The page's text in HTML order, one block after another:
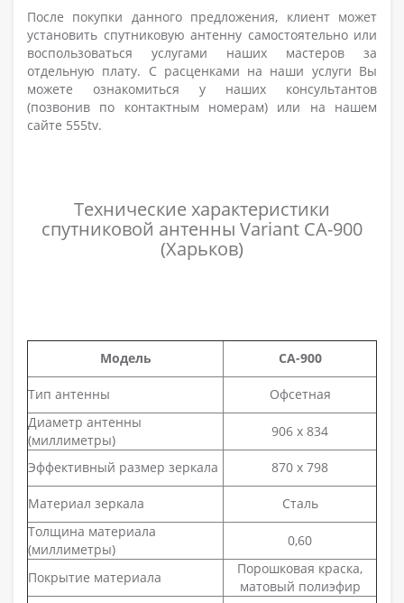
После покупки данного предложения, клиент может
установить спутниковую антенну самостоятельно или
воспользоваться услугами наших мастеров за
отдельную плату. С расценками на наши услуги Вы
можете ознакомиться у наших консультантов
(позвонив по контактным номерам) или на нашем
сайте 555tv.
Технические характеристики
спутниковой антенны Variant CA-900
(Харьков)
Модель CA-900
Тип антенны
Офсетная
Диаметр антенны
(миллиметры)
906 x 834
Эффективный размер зеркала 870 x 798
Материал зеркала
Сталь
Толщина материала
(миллиметры)
0,60
Покрытие материала
Порошковая краска,
матовый полиэфир